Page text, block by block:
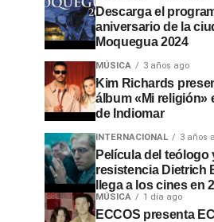
Descarga el
aniversario de la
Moquegua 2024
MÚSICA 3 años ago
Kim Richards
álbum «Mi religión»
de Indiomar
INTERNACIONAL 3 años
Película del teólogo
resistencia Dietrich
llega a los cines en
MÚSICA 1 día ago
ECCOS presenta